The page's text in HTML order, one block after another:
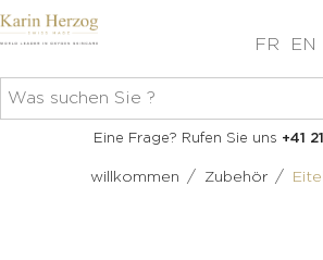
FR EN
Keine Artikel im
Eine Frage? Rufen Sie uns +41
willkommen / Zubehör /